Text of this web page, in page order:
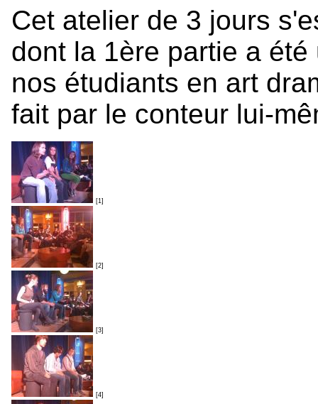
Cet atelier de 3 jours
dont la 1ère partie a
nos étudiants en art
fait par le conteur lui-
[1]
[2]
[3]
[4]